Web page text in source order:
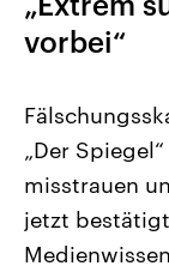
Landtagswahl
2026
Alle Informationen
Sachsen-Anhalt
September 2026
Landtag. Seit
vorbei“
„Der
misstrauen
jetzt